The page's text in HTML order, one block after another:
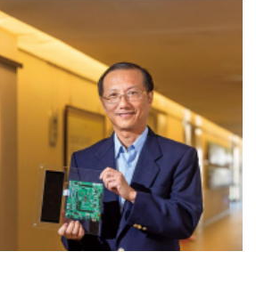
）、義隆電（2458）、聯發科
的傳產，包括卜蜂（1215）、根基
等。